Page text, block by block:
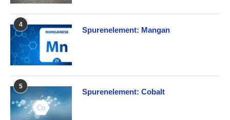
4
Spurenelement: Mangan
5
Spurenelement: Cobalt